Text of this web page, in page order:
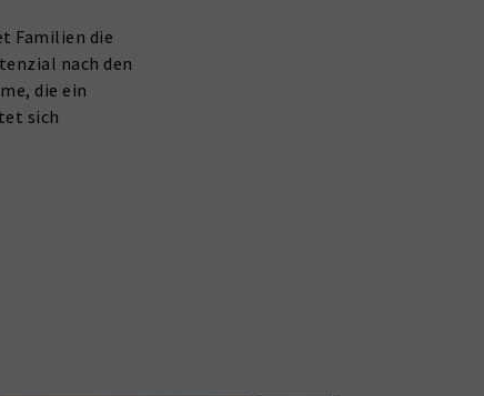
Familien die
nach den
die ein
sich